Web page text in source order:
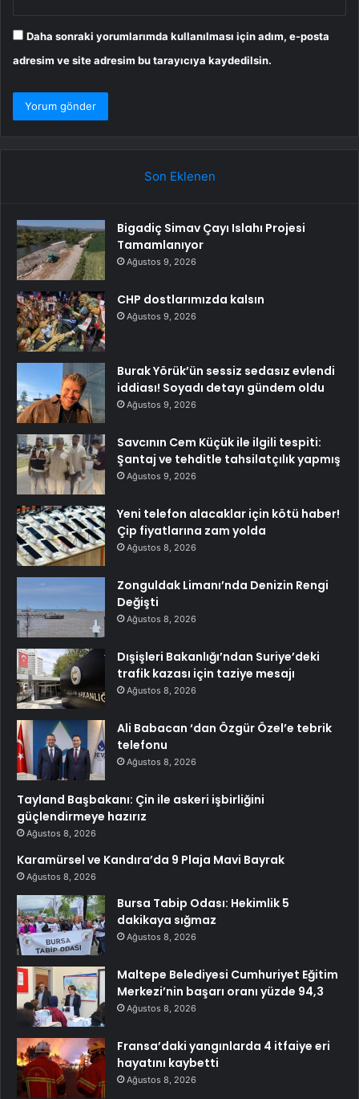
Daha sonraki yorumlarımda kullanılması için adım, e-posta
adresim ve site adresim bu tarayıcıya kaydedilsin.
Son Eklenen
Bigadiç Simav Çayı Islahı Projesi
Tamamlanıyor
Ağustos 9, 2026
CHP dostlarımızda kalsın
Ağustos 9, 2026
Burak Yörük’ün sessiz sedasız evlendi
iddiası! Soyadı detayı gündem oldu
Ağustos 9, 2026
Savcının Cem Küçük ile ilgili tespiti:
Şantaj ve tehditle tahsilatçılık yapmış
Ağustos 9, 2026
Yeni telefon alacaklar için kötü haber!
Çip fiyatlarına zam yolda
Ağustos 8, 2026
Zonguldak Limanı’nda Denizin Rengi
Değişti
Ağustos 8, 2026
Dışişleri Bakanlığı’ndan Suriye’deki
trafik kazası için taziye mesajı
Ağustos 8, 2026
Ali Babacan ‘dan Özgür Özel’e tebrik
telefonu
Ağustos 8, 2026
Tayland Başbakanı: Çin ile askeri işbirliğini
güçlendirmeye hazırız
Ağustos 8, 2026
Karamürsel ve Kandıra’da 9 Plaja Mavi Bayrak
Ağustos 8, 2026
Bursa Tabip Odası: Hekimlik 5
dakikaya sığmaz
Ağustos 8, 2026
Maltepe Belediyesi Cumhuriyet Eğitim
Merkezi’nin başarı oranı yüzde 94,3
Ağustos 8, 2026
Fransa’daki yangınlarda 4 itfaiye eri
hayatını kaybetti
Ağustos 8, 2026